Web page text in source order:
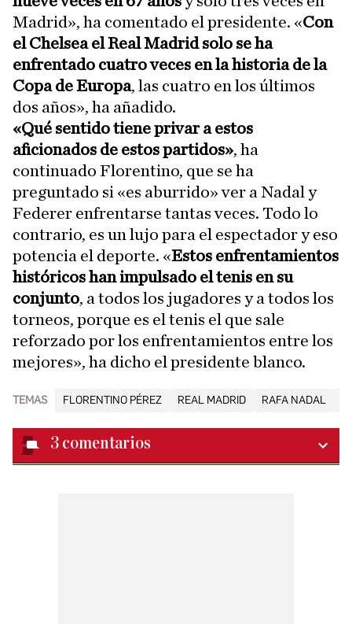
Madrid», ha comentado el presidente. «Con
el Chelsea el Real Madrid solo se ha
enfrentado cuatro veces en la historia de la
Copa de Europa, las cuatro en los últimos
dos años», ha añadido.
«Qué sentido tiene privar a estos
aficionados de estos partidos», ha
continuado Florentino, que se ha
preguntado si «es aburrido» ver a Nadal y
Federer enfrentarse tantas veces. Todo lo
contrario, es un lujo para el espectador y eso
potencia el deporte. «Estos enfrentamientos
históricos han impulsado el tenis en su
conjunto, a todos los jugadores y a todos los
torneos, porque es el tenis el que sale
reforzado por los enfrentamientos entre los
mejores», ha dicho el presidente blanco.
TEMAS FLORENTINO PÉREZ REAL MADRID RAFA NADAL
3 comentarios